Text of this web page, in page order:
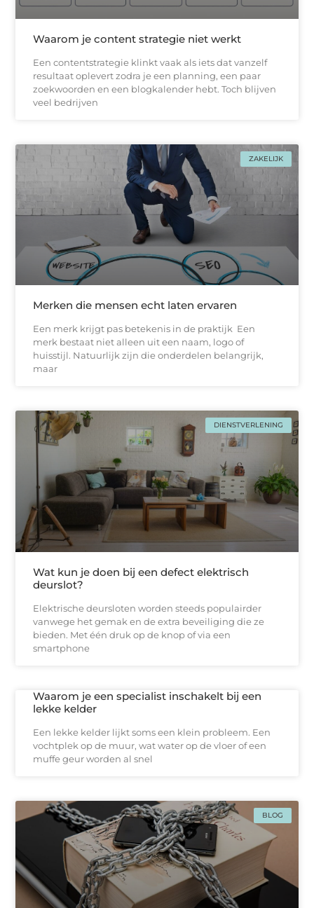
Waarom je content strategie niet werkt
Een contentstrategie klinkt vaak als iets dat vanzelf
resultaat oplevert zodra je een planning, een paar
zoekwoorden en een blogkalender hebt. Toch blijven
veel bedrijven
ZAKELIJK
Merken die mensen echt laten ervaren
Een merk krijgt pas betekenis in de praktijk Een
merk bestaat niet alleen uit een naam, logo of
huisstijl. Natuurlijk zijn die onderdelen belangrijk,
maar
DIENSTVERLENING
Wat kun je doen bij een defect elektrisch
deurslot?
Elektrische deursloten worden steeds populairder
vanwege het gemak en de extra beveiliging die ze
bieden. Met één druk op de knop of via een
smartphone
Waarom je een specialist inschakelt bij een
lekke kelder
Een lekke kelder lijkt soms een klein probleem. Een
vochtplek op de muur, wat water op de vloer of een
muffe geur worden al snel
BLOG